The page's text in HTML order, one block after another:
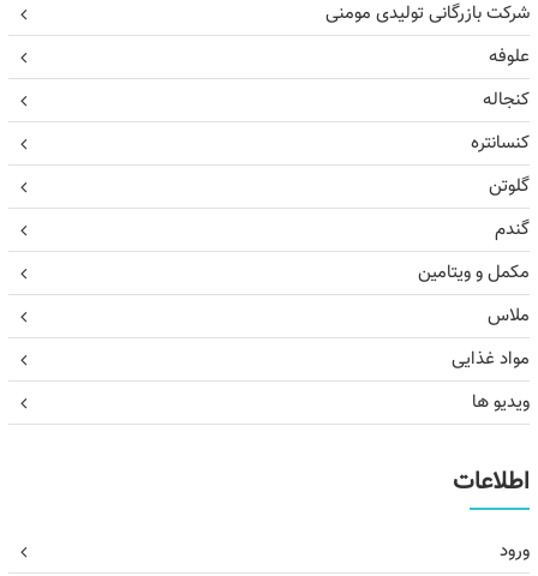
شرکت بازرگانی تولیدی مومنی
علوفه
کنجاله
کنسانتره
گلوتن
گندم
مکمل و ویتامین
ملاس
مواد غذایی
ویدیو ها
اطلاعات
ورود